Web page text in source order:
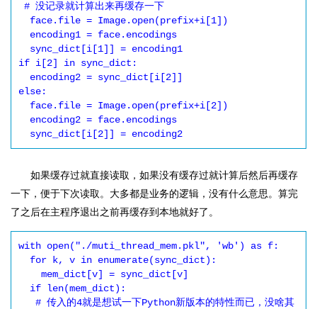
if i[2] in sync_dict:
else:
  sync_dict[i[2]] = encoding2
如果缓存过就直接读取，如果没有缓存过就计算后然后再缓存
一下，便于下次读取。大多都是业务的逻辑，没有什么意思。算完
了之后在主程序退出之前再缓存到本地就好了。
with open("./muti_thread_mem.pkl", 'wb') as f: